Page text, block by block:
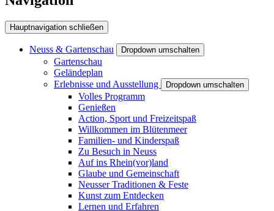
Hauptnavigation schließen
Neuss & Gartenschau Dropdown umschalten
Gartenschau
Geländeplan
Erlebnisse und Ausstellung
Dropdown umschalten
Volles Programm
Genießen
Action, Sport und Freizeitspaß
Willkommen im Blütenmeer
Familien- und Kinderspaß
Zu Besuch in Neuss
Auf ins Rhein(vor)land
Glaube und Gemeinschaft
Neusser Traditionen & Feste
Kunst zum Entdecken
Lernen und Erfahren